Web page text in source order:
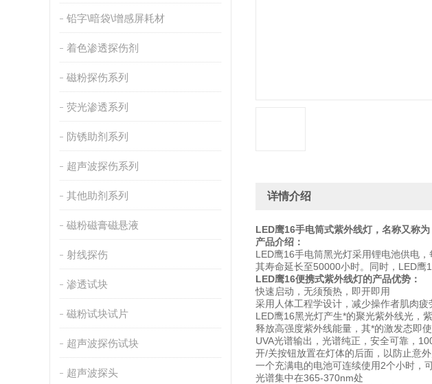
铅字\暗袋\增感屏耗材
着色渗透探伤剂
磁粉探伤系列
荧光渗透系列
防锈助剂系列
超声波探伤系列
其他助剂系列
磁粉磁膏磁悬液
射线探伤
渗透试块
磁粉试块试片
超声波探伤试块
超声波探头
详情介绍
LED鹰16手电筒式紫外线灯，名称又称
产品介绍：
LED鹰16手电筒黑光灯采用锂电池供电
其寿命延长至50000小时。同时，LED鹰
LED鹰16便携式紫外线灯的产品优势：
快速启动，无须预热，即开即用
采用人体工程学设计，减少操作者肌肉疲
LED鹰16黑光灯产生*的聚光紫外线光，
释放高强度紫外线能量，其*的激发态即
UVA光谱输出，光谱纯正，安全可靠，
开/关按钮放置在灯体的后面，以防止意
一个充满电的电池可连续使用2个小时，
光谱集中在365-370nm处